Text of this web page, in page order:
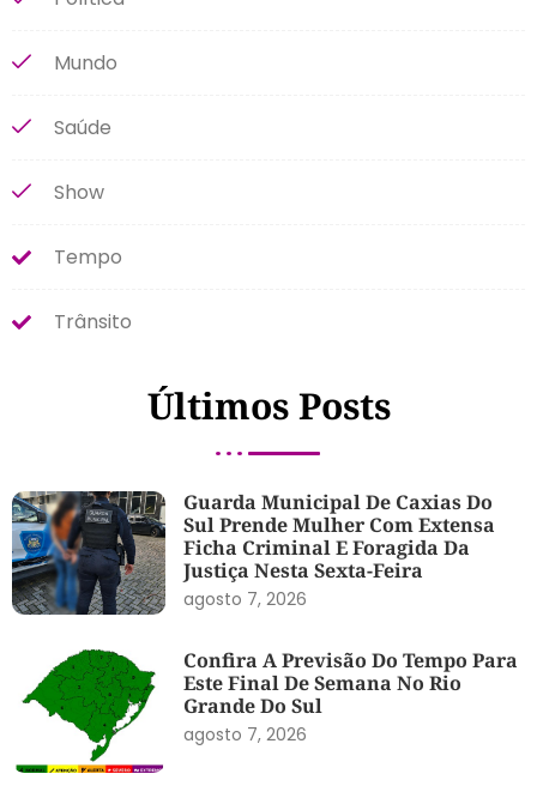
Mundo
Saúde
Show
Tempo
Trânsito
Últimos Posts
Guarda Municipal De Caxias Do
Sul Prende Mulher Com Extensa
Ficha Criminal E Foragida Da
Justiça Nesta Sexta-Feira
agosto 7, 2026
Confira A Previsão Do Tempo Para
Este Final De Semana No Rio
Grande Do Sul
agosto 7, 2026